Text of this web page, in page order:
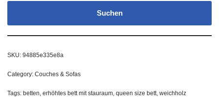
Suchen
SKU: 94885e335e8a
Category: Couches & Sofas
Tags: betten erhöhtes bett mit stauraum queen size bett weichholz